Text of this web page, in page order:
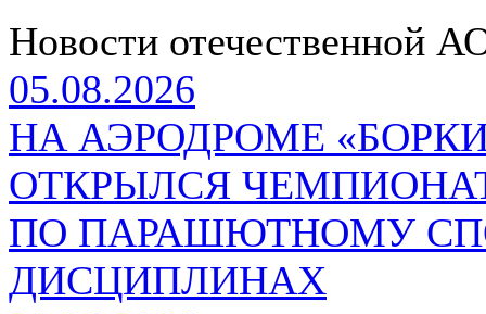
Новости отечественной
05.08.2026
НА АЭРОДРОМЕ
ОТКРЫЛСЯ
ПО ПАРАШЮТНОМУ
ДИСЦИПЛИНАХ